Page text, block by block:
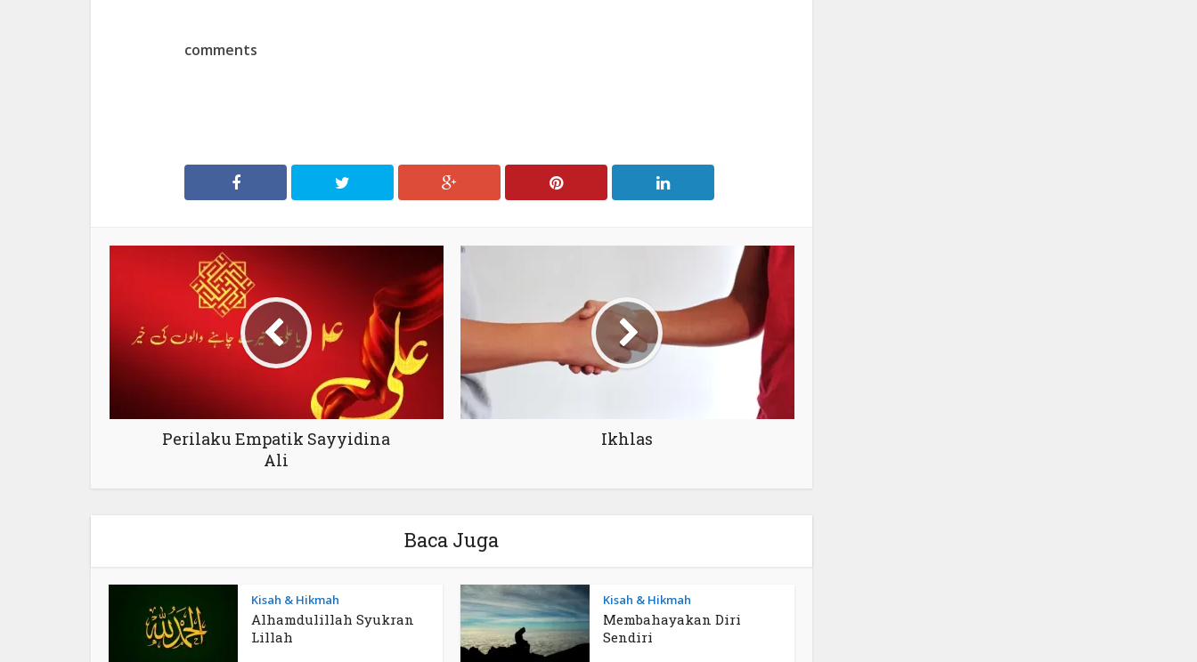
comments
Perilaku Empatik Sayyidina
Ali
Ikhlas
Baca Juga
Kisah & Hikmah
Alhamdulillah Syukran
Lillah
Kisah & Hikmah
Membahayakan Diri
Sendiri